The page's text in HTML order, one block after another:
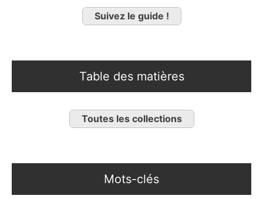
Suivez le guide !
Table des matières
Toutes les collections
Mots-clés